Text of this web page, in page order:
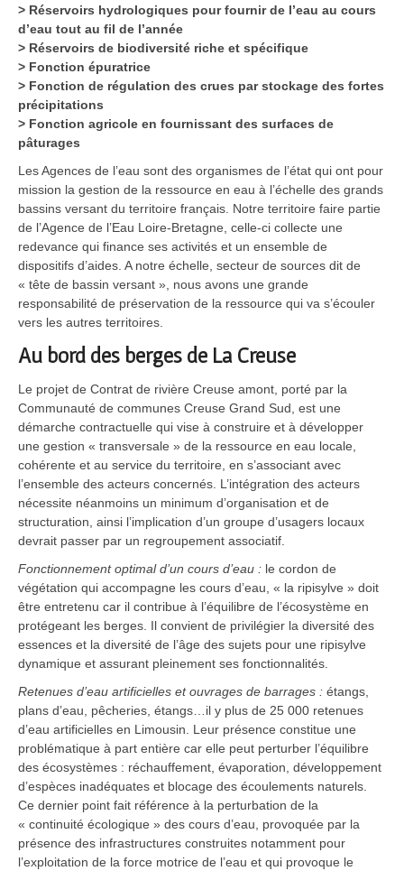
> Réservoirs hydrologiques pour fournir de l’eau au cours
d’eau tout au fil de l’année
> Réservoirs de biodiversité riche et spécifique
> Fonction épuratrice
> Fonction de régulation des crues par stockage des fortes
précipitations
> Fonction agricole en fournissant des surfaces de
pâturages
Les Agences de l’eau sont des organismes de l’état qui ont pour
mission la gestion de la ressource en eau à l’échelle des grands
bassins versant du territoire français. Notre territoire faire partie
de l’Agence de l’Eau Loire-Bretagne, celle-ci collecte une
redevance qui finance ses activités et un ensemble de
dispositifs d’aides. A notre échelle, secteur de sources dit de
« tête de bassin versant », nous avons une grande
responsabilité de préservation de la ressource qui va s’écouler
vers les autres territoires.
Au bord des berges de La Creuse
Le projet de Contrat de rivière Creuse amont, porté par la
Communauté de communes Creuse Grand Sud, est une
démarche contractuelle qui vise à construire et à développer
une gestion « transversale » de la ressource en eau locale,
cohérente et au service du territoire, en s’associant avec
l’ensemble des acteurs concernés. L’intégration des acteurs
nécessite néanmoins un minimum d’organisation et de
structuration, ainsi l’implication d’un groupe d’usagers locaux
devrait passer par un regroupement associatif.
Fonctionnement optimal d’un cours d’eau : le cordon de
végétation qui accompagne les cours d’eau, « la ripisylve » doit
être entretenu car il contribue à l’équilibre de l’écosystème en
protégeant les berges. Il convient de privilégier la diversité des
essences et la diversité de l’âge des sujets pour une ripisylve
dynamique et assurant pleinement ses fonctionnalités.
Retenues d’eau artificielles et ouvrages de barrages : étangs,
plans d’eau, pêcheries, étangs…il y plus de 25 000 retenues
d’eau artificielles en Limousin. Leur présence constitue une
problématique à part entière car elle peut perturber l’équilibre
des écosystèmes : réchauffement, évaporation, développement
d’espèces inadéquates et blocage des écoulements naturels.
Ce dernier point fait référence à la perturbation de la
« continuité écologique » des cours d’eau, provoquée par la
présence des infrastructures construites notamment pour
l’exploitation de la force motrice de l’eau et qui provoque le